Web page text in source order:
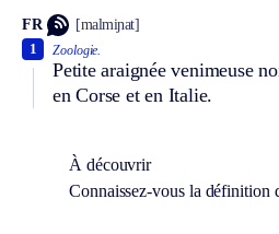
FR [malmiɲat]
Zoologie.
Petite araignée venimeuse
en Corse et en Italie.
1
À découvrir
Connaissez-vous la définition